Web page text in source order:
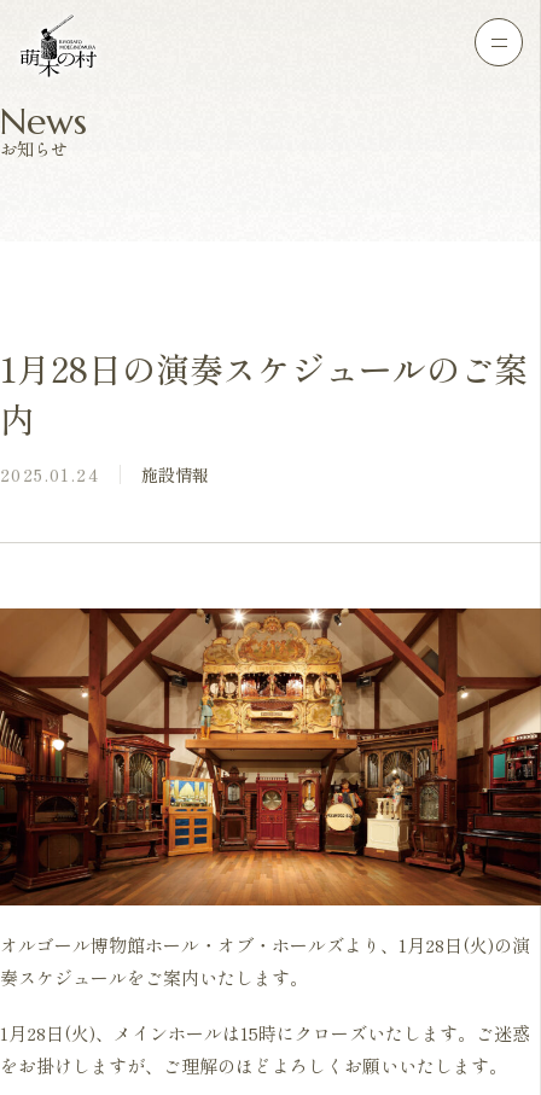
News
お知らせ
1月28日の演奏スケジュールのご案
内
2025.01.24 施設情報
オルゴール博物館ホール・オブ・ホールズより、1月28日(火)の演
奏スケジュールをご案内いたします。
1月28日(火)、メインホールは15時にクローズいたします。ご迷惑
をお掛けしますが、ご理解のほどよろしくお願いいたします。